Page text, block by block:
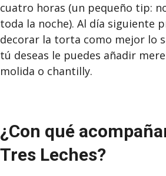
cuatro horas (un pequeño tip:
toda la noche). Al día siguiente
decorar la torta como mejor lo
tú deseas le puedes añadir
molida o chantilly.
¿Con qué
Tres Leches?